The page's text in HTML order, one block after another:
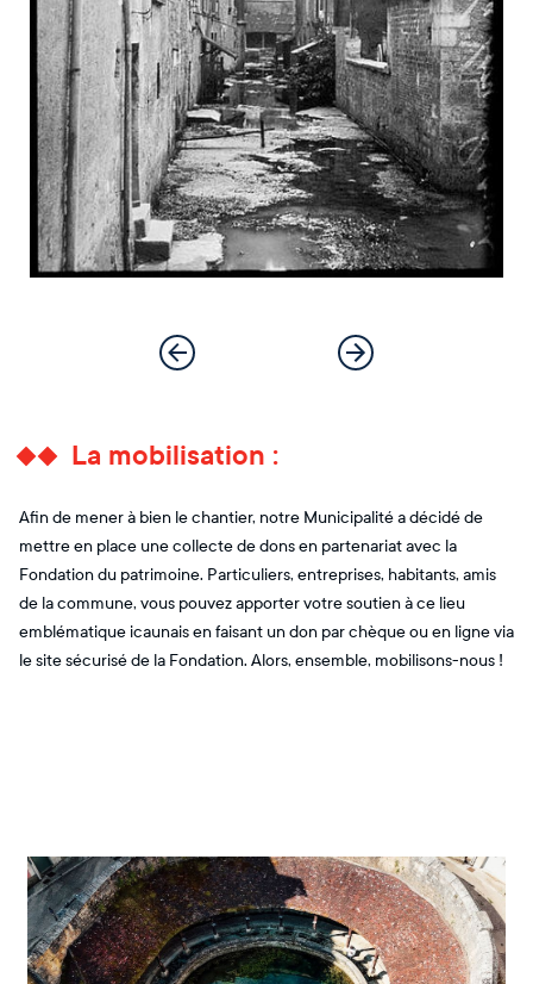
La mobilisation :
Afin de mener à bien le chantier, notre Municipalité a décidé de
mettre en place une collecte de dons en partenariat avec la
Fondation du patrimoine. Particuliers, entreprises, habitants, amis
de la commune, vous pouvez apporter votre soutien à ce lieu
emblématique icaunais en faisant un don par chèque ou en ligne via
le site sécurisé de la Fondation. Alors, ensemble, mobilisons-nous !